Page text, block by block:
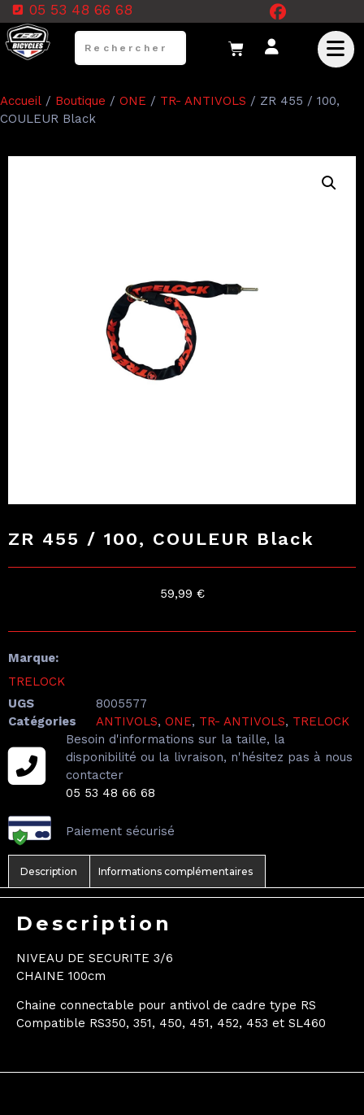
05 53 48 66 68
Accueil / Boutique / ONE / TR- ANTIVOLS / ZR 455 / 100,
COULEUR Black
ZR 455 / 100, COULEUR Black
59,99 €
Marque:
TRELOCK
UGS
8005577
Catégories
ANTIVOLS, ONE, TR- ANTIVOLS, TRELOCK
Besoin d'informations sur la taille, la
disponibilité ou la livraison, n'hésitez pas à nous
contacter
05 53 48 66 68
Paiement sécurisé
Description Informations complémentaires
Description
NIVEAU DE SECURITE 3/6
CHAINE 100cm
Chaine connectable pour antivol de cadre type RS
Compatible RS350, 351, 450, 451, 452, 453 et SL460